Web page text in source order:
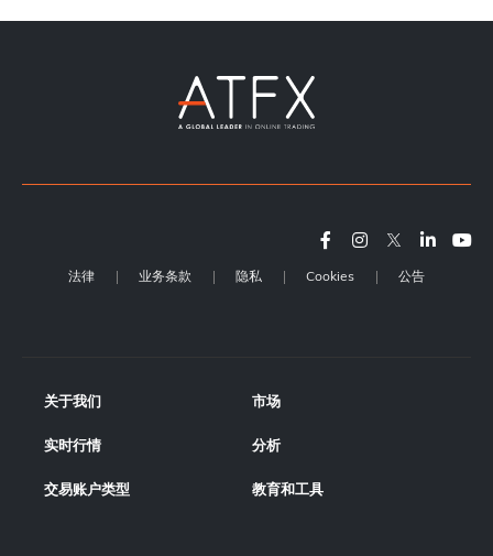
法律 业务条款 隐私 Cookies 公告
关于我们 市场
实时行情 分析
交易账户类型 教育和工具